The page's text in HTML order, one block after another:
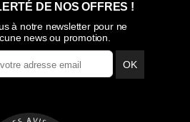
DE NOS OFFRES !
à notre newsletter pour ne
news ou promotion.
OK